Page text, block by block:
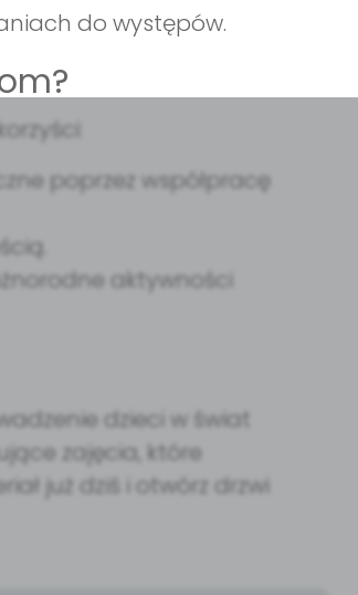
do występów.
poprzez współpracę
aktywności
dzieci w świat
zajęcia, które
już dziś i otwórz drzwi